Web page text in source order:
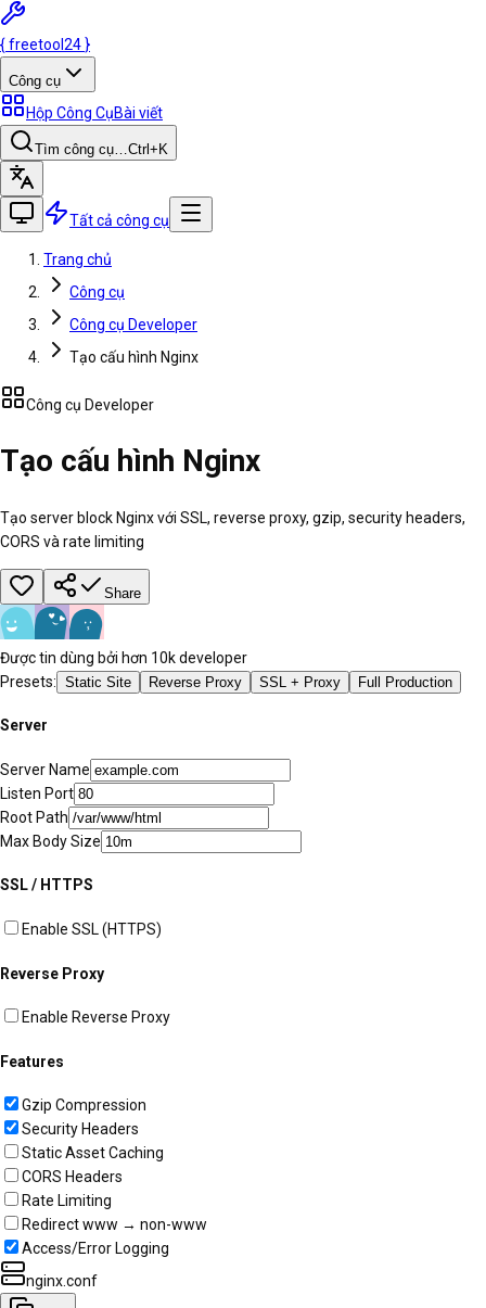
{freetool 24 }
Công cụ
Hộp Công CụBài viết
Tìm công cụ…Ctrl +K
Tất cả công cụ
Trang chủ
Công cụ
Công cụ Developer
Tạo cấu hình Nginx
Công cụ Developer
Tạo cấu hình Nginx
Tạo server block Nginx với SSL, reverse proxy, gzip, security headers,
CORS và rate limiting
Share
Được tin dùng bởi hơn 10k developer
Presets: Static Site Reverse Proxy SSL + Proxy Full Production
Server
Server Name
Listen Port
Root Path
Max Body Size
SSL / HTTPS
Enable SSL (HTTPS)
Reverse Proxy
Enable Reverse Proxy
Features
Gzip Compression
Security Headers
Static Asset Caching
CORS Headers
Rate Limiting
Redirect www → non-www
Access/Error Logging
nginx.conf